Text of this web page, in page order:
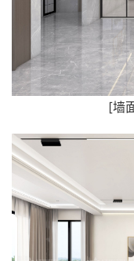
[墙